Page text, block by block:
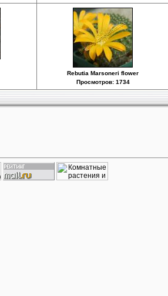
Rebutia Marsoneri flower
Просмотров: 1734